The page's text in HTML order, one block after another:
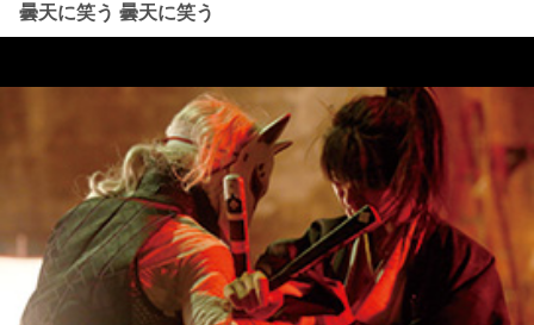
曇天に笑う 曇天に笑う
loading...